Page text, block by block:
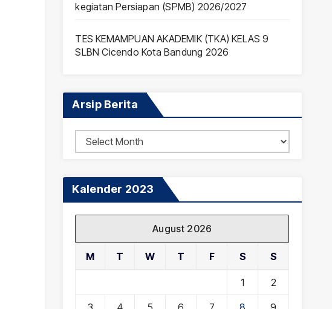
kegiatan Persiapan (SPMB) 2026/2027
TES KEMAMPUAN AKADEMIK (TKA) KELAS 9
SLBN Cicendo Kota Bandung 2026
Arsip Berita
Arsip
Berita
Kalender 2023
August 2026
M T W T F S S
1 2